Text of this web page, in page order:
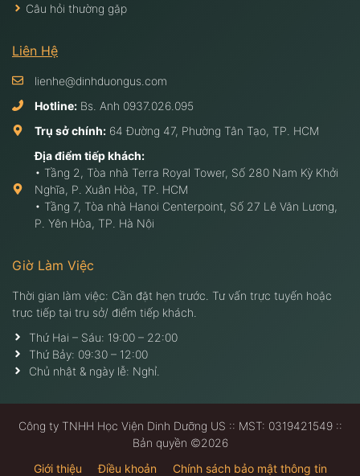
Câu hỏi thường gặp
Liên Hệ
lienhe@dinhduongus.com
Hotline: Bs. Anh 0937.026.095
Trụ sở chính: 64 Đường 47, Phường Tân Tạo, TP. HCM
Địa điểm tiếp khách:
• Tầng 2, Tòa nhà Terra Royal Tower, Số 280 Nam Kỳ Khởi
Nghĩa, P. Xuân Hòa, TP. HCM
• Tầng 7, Tòa nhà Hanoi Centerpoint, Số 27 Lê Văn Lương,
P. Yên Hòa, TP. Hà Nội
Giờ Làm Việc
Thời gian làm việc: Cần đặt hẹn trước. Tư vấn trực tuyến hoặc
trực tiếp tại trụ sở/ điểm tiếp khách.
Thứ Hai – Sáu: 19:00 – 22:00
Thứ Bảy: 09:30 – 12:00
Chủ nhật & ngày lễ: Nghỉ.
Công ty TNHH Học Viện Dinh Dưỡng US :: MST: 0319421549 ::
Bản quyền ©2026
Giới thiệu
Điều khoản Chính sách bảo mật thông tin